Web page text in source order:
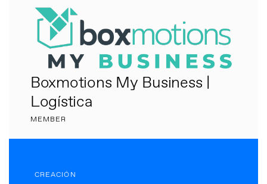
Boxmotions My Business |
Logística
MEMBER
CREACIÓN